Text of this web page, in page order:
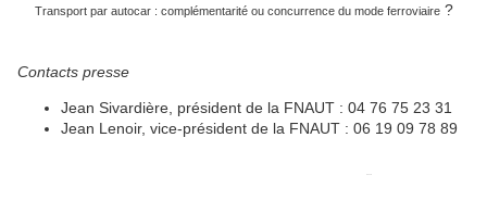
Transport par autocar : complémentarité ou concurrence du mode ferroviaire?
Contacts presse
Jean Sivardière, président de la FNAUT : 04 76 75 23 31
Jean Lenoir, vice-président de la FNAUT : 06 19 09 78 89